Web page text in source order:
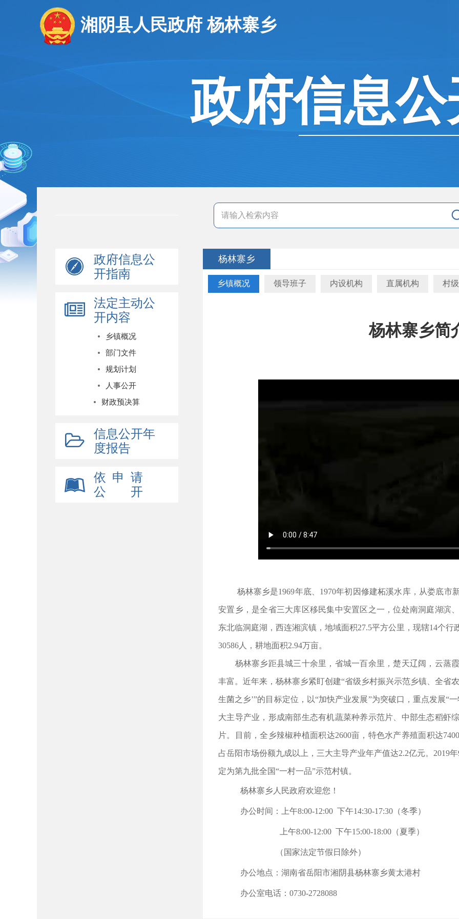
湘阴县人民政府 杨林寨乡
政府信息公
政府信息公
开指南
法定主动公
开内容
乡镇概况
部门文件
规划计划
人事公开
财政预决算
信息公开年
度报告
依 申 请
公 开
杨林寨乡
乡镇概况 领导班子 内设机构 直属机构 村
杨林寨乡简
杨林寨乡是1969年底、1970年初因修建柘溪水库，从娄底市
安置乡，是全省三大库区移民集中安置区之一，位处南洞庭湖滨
东北临洞庭湖，西连湘滨镇，地域面积27.5平方公里，现辖14个
30586人，耕地面积2.94万亩。
杨林寨乡距县城三十余里，省城一百余里，楚天辽阔，云蒸
丰富。近年来，杨林寨乡紧盯创建“省级乡村振兴示范乡镇、全省
生菌之乡’”的目标定位，以“加快产业发展”为突破口，重点发展“
大主导产业，形成南部生态有机蔬菜种养示范片、中部生态稻虾
片。目前，全乡辣椒种植面积达2600亩，特色水产养殖面积达
占岳阳市场份额九成以上，三大主导产业年产值达2.2亿元。2019
定为第九批全国“一村一品”示范村镇。
杨林寨乡人民政府欢迎您！
办公时间：上午8:00-12:00 下午14:30-17:30（冬季）
上午8:00-12:00 下午15:00-18:00（夏季）
（国家法定节假日除外）
办公地点：湖南省岳阳市湘阴县杨林寨乡黄太港村
办公室电话： 0730-2728088